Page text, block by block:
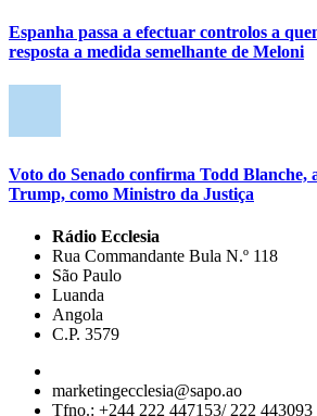
Espanha passa a efectuar controlos a
resposta a medida semelhante de Meloni
Voto do Senado confirma Todd Blanche,
Trump, como Ministro da Justiça
Rádio Ecclesia
Rua Commandante Bula N.º 118
São Paulo
Luanda
Angola
C.P. 3579
marketingecclesia@sapo.ao
Tfno.: +244 222 447153/ 222 443093